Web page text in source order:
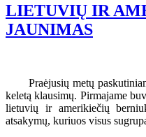
LIETUVIŲ IR
JAUNIMAS
Praėjusių metų
keletą klausimų. Pirmajame
lietuvių ir amerikiečių
atsakymų, kuriuos visus